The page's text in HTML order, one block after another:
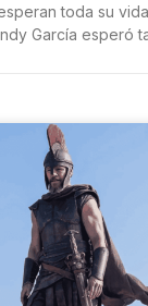
toda su
García esperó